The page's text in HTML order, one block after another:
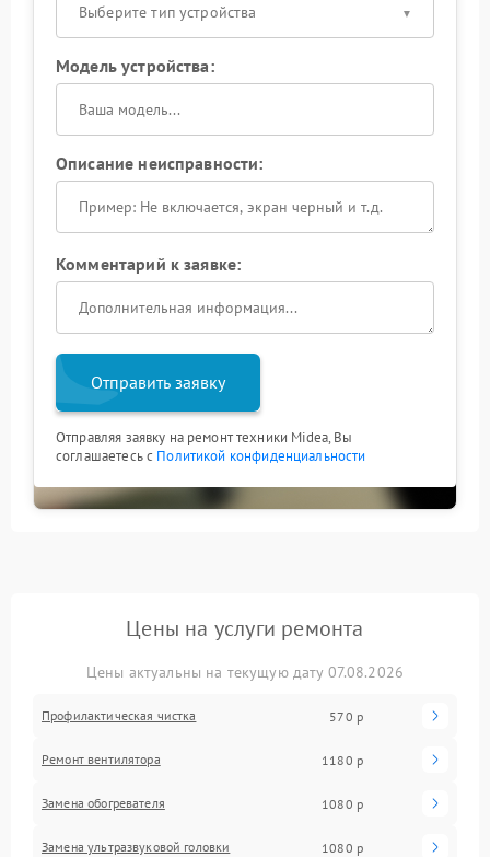
Выберите тип устройства
Модель устройства:
Описание неисправности:
Комментарий к заявке:
Отправить заявку
Отправляя заявку на ремонт техники Midea, Вы
соглашаетесь с Политикой конфиденциальности
Цены на услуги ремонта
Цены актуальны на текущую дату 07.08.2026
Профилактическая чистка 570 р
Ремонт вентилятора 1180 р
Замена обогревателя 1080 р
Замена ультразвуковой головки 1080 р